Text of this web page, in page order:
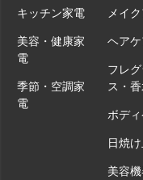
キッチン家電
美容・健康家
電
季節・空調家
電
メイ
ヘアケ
フレ
ス・
ボデ
日焼
美容